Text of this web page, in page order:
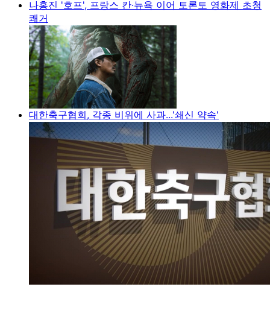
나홍진 '호프', 프랑스 칸·뉴욕 이어 토론토 영화제 초청
쾌거
대한축구협회, 각종 비위에 사과...'쇄신 약속'